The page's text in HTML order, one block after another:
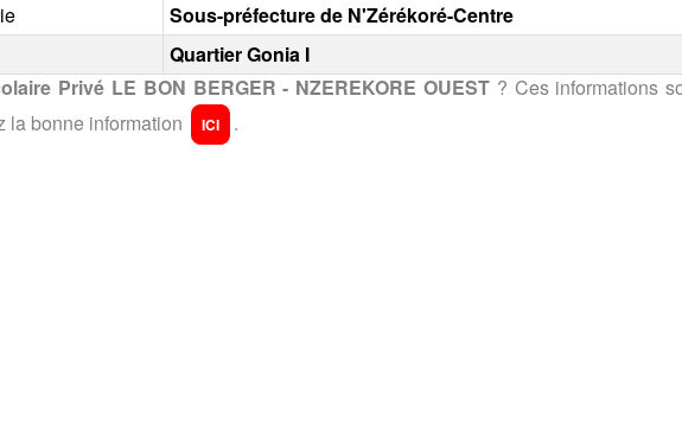
Sous-préfecture de N'Zérékoré-Centre
Quartier Gonia I
Privé LE BON BERGER - NZEREKORE OUEST? Ces informations
la bonne information
ICI .